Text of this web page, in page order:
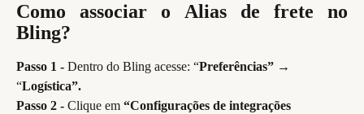
Como associar o Alias de frete no
Bling?
Passo 1 - Dentro do Bling acesse: “Preferências” →
“Logística”.
Passo 2 - Clique em “Configurações de integrações